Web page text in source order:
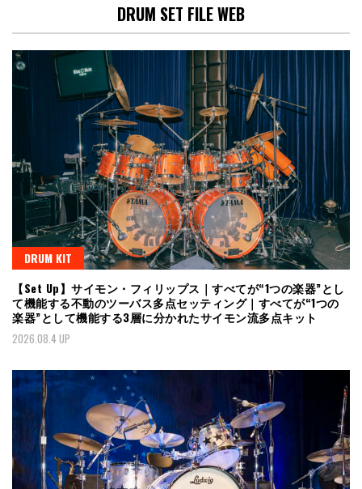
DRUM SET FILE WEB
DRUM KIT
【Set Up】サイモン・フィリップス｜すべてが“1つの楽器”とし
て機能する不動のツーバス多点セッティング｜すべてが“1つの
楽器”として機能する3層に分かれたサイモン流多点キット
2026.08.4 UP